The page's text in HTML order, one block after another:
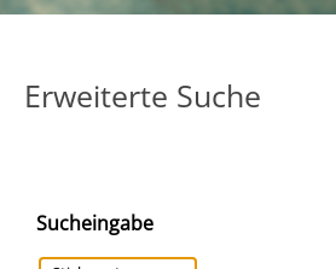
Erweiterte Suche
Sucheingabe